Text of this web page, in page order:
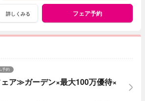
詳しくみる フェア予約
ア≫ガーデン×最大100万優待×
予約